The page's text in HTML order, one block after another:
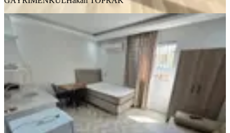
ÖNE ÇIKAN
Barajyoluna Yakın Genişş 1+0 Eşyalı
Daire✅️
Seyhan, Yeşilyurt Mahallesi
· 03.08.2026
14.000 ₺
As Ada Gayrimenkul CENNET YÜCEL